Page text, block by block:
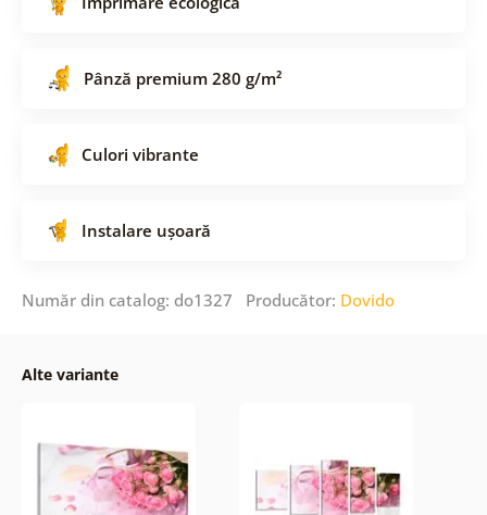
Pânză premium 280 g/m²
Culori vibrante
Instalare ușoară
Număr din catalog: do1327 Producător: Dovido
Alte variante